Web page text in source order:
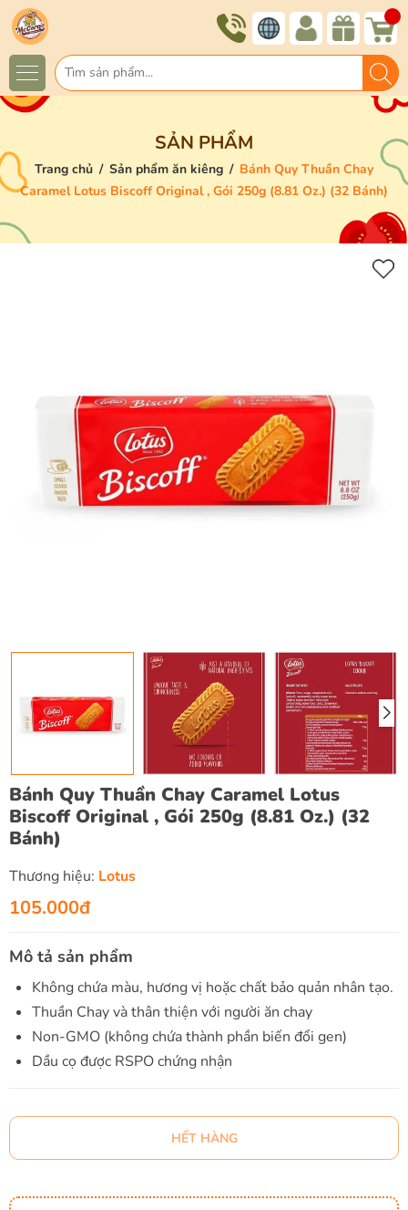
SẢN PHẨM
Trang chủ / Sản phẩm ăn kiêng / Bánh Quy Thuần Chay
Caramel Lotus Biscoff Original , Gói 250g (8.81 Oz.) (32 Bánh)
Bánh Quy Thuần Chay Caramel Lotus
Biscoff Original , Gói 250g (8.81 Oz.) (32
Bánh)
Thương hiệu: Lotus
105.000đ
Mô tả sản phẩm
Không chứa màu, hương vị hoặc chất bảo quản nhân tạo.
Thuần Chay và thân thiện với người ăn chay
Non-GMO (không chứa thành phần biến đổi gen)
Dầu cọ được RSPO chứng nhận
HẾT HÀNG